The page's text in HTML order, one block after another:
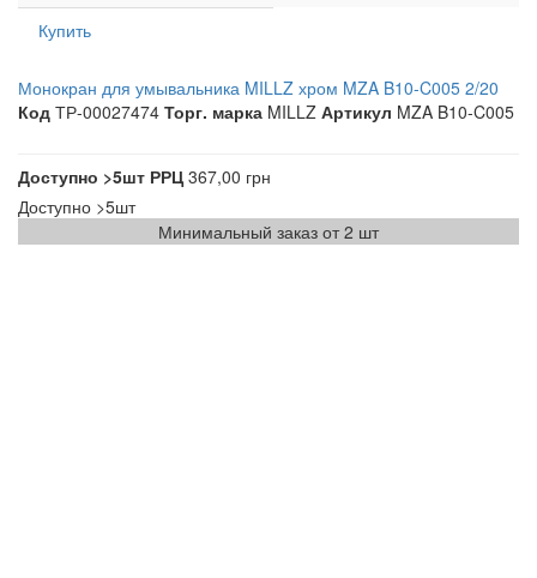
Купить
Монокран для умывальника MILLZ хром MZA B10-C005 2/20
Код ТР-00027474 Торг. марка MILLZ Артикул MZA B10-C005
Доступно >5шт РРЦ367,00 грн
Доступно >5шт
Минимальный заказ от 2 шт